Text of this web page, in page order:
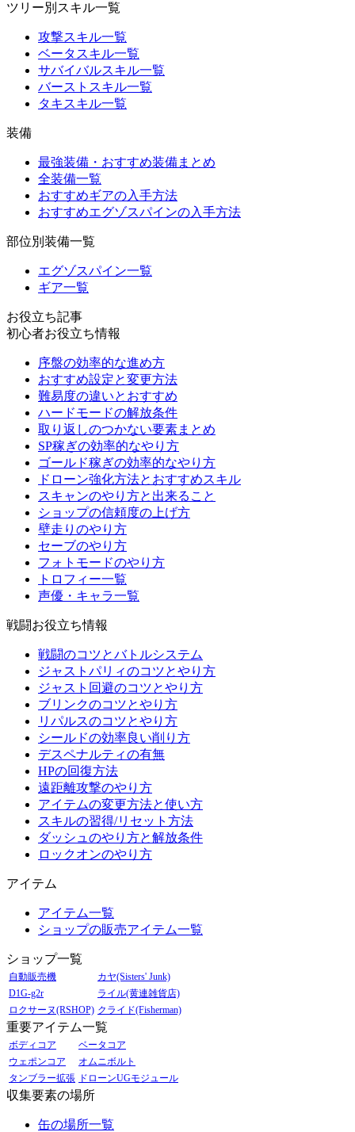
ツリー別スキル一覧
攻撃スキル一覧
ベータスキル一覧
サバイバルスキル一覧
バーストスキル一覧
タキスキル一覧
装備
最強装備・おすすめ装備まとめ
全装備一覧
おすすめギアの入手方法
おすすめエグゾスパインの入手方法
部位別装備一覧
エグゾスパイン一覧
ギア一覧
お役立ち記事
初心者お役立ち情報
序盤の効率的な進め方
おすすめ設定と変更方法
難易度の違いとおすすめ
ハードモードの解放条件
取り返しのつかない要素まとめ
SP稼ぎの効率的なやり方
ゴールド稼ぎの効率的なやり方
ドローン強化方法とおすすめスキル
スキャンのやり方と出来ること
ショップの信頼度の上げ方
壁走りのやり方
セーブのやり方
フォトモードのやり方
トロフィー一覧
声優・キャラ一覧
戦闘お役立ち情報
戦闘のコツとバトルシステム
ジャストパリィのコツとやり方
ジャスト回避のコツとやり方
ブリンクのコツとやり方
リパルスのコツとやり方
シールドの効率良い削り方
デスペナルティの有無
HPの回復方法
遠距離攻撃のやり方
アイテムの変更方法と使い方
スキルの習得/リセット方法
ダッシュのやり方と解放条件
ロックオンのやり方
アイテム
アイテム一覧
ショップの販売アイテム一覧
ショップ一覧
自動販売機
カヤ(Sisters' Junk)
D1G-g2r
ライル(黄連雑貨店)
ロクサーヌ(RSHOP) クライド(Fisherman)
重要アイテム一覧
ボディコア
ベータコア
ウェポンコア
オムニボルト
タンブラー拡張 ドローンUGモジュール
収集要素の場所
缶の場所一覧